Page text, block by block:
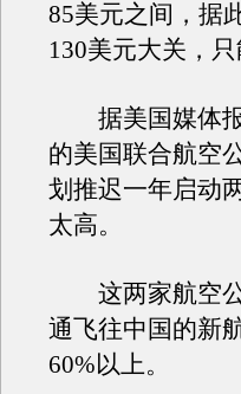
85美元之间，据
130美元大关，
据美国媒体报
的美国联合航空
划推迟一年启动
太高。
这两家航空公
通飞往中国的新
60%以上。